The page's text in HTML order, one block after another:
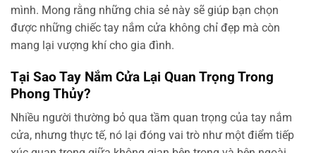
mình. Mong rằng những chia sẻ này sẽ giúp bạn chọn
được những chiếc tay nắm cửa không chỉ đẹp mà còn
mang lại vượng khí cho gia đình.
Tại Sao Tay Nắm Cửa Lại Quan Trọng Trong
Phong Thủy?
Nhiều người thường bỏ qua tầm quan trọng của tay nắm
cửa, nhưng thực tế, nó lại đóng vai trò như một điểm tiếp